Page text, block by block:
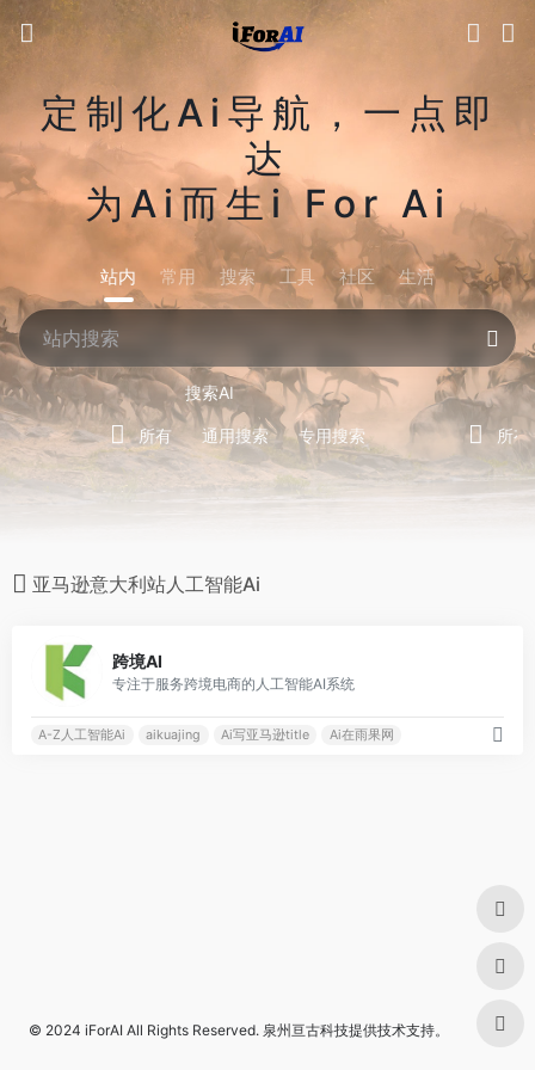
定制化Ai导航，一点即
达
为Ai而生i For Ai
站内 常用 搜索 工具 社区 生活
搜索AI
所有 通用搜索 专用搜索 所有
亚马逊意大利站人工智能Ai
跨境AI
专注于服务跨境电商的人工智能AI系统
A-Z人工智能Ai aikuajing Ai写亚马逊title Ai在雨果网
© 2024 iForAI All Rights Reserved. 泉州亘古科技提供技术支持。